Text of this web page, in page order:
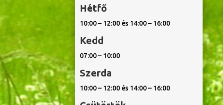
Hétfő
10:00 – 12:00 és 14:00 – 16:00
Kedd
07:00 – 10:00
Szerda
10:00 – 12:00 és 14:00 – 16:00